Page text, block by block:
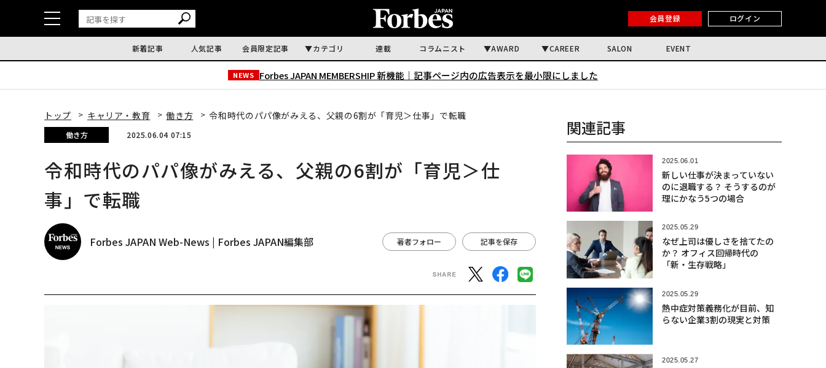
会員登録 ログイン
新着記事 人気記事 会員限定記事 カテゴリ 連載 コラムニスト AWARD CAREER SALON EVENT
NEWS Forbes JAPAN MEMBERSHIP 新機能｜ 記事ページ内の広告表示を最小限にしました
トップ キャリア・教育 働き方 令和時代のパパ像がみえる、父親の6割が「育児＞仕事」で転職
働き方 2025.06.04 07:15
令和時代のパパ像がみえる、父親の6割が「育児＞仕
事」で転職
Forbes JAPAN Web-News | Forbes JAPAN編集部 著者フォロー 記事を保存
関連記事
2025.06.01
新しい仕事が決まっていない
のに退職する？ そうするのが
理にかなう5つの場合
2025.05.29
なぜ上司は優しさを捨てたの
か？ オフィス回帰時代の
「新・生存戦略」
2025.05.29
熱中症対策義務化が目前、知
らない企業3割の現実と対策
2025.05.27